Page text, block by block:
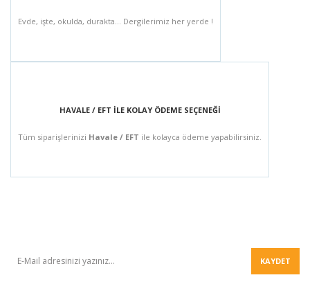
Evde, işte, okulda, durakta... Dergilerimiz her yerde !
HAVALE / EFT İLE KOLAY ÖDEME SEÇENEĞİ
Tüm siparişlerinizi Havale / EFT ile kolayca ödeme yapabilirsiniz.
KAYDET